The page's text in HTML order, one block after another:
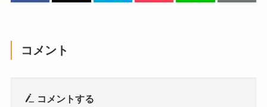
コメント
コメントする